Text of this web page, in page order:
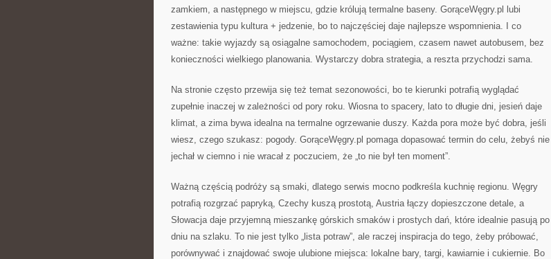
zamkiem, a następnego w miejscu, gdzie królują termalne baseny. GorąceWęgry.pl lubi
zestawienia typu kultura + jedzenie, bo to najczęściej daje najlepsze wspomnienia. I co
ważne: takie wyjazdy są osiągalne samochodem, pociągiem, czasem nawet autobusem, bez
konieczności wielkiego planowania. Wystarczy dobra strategia, a reszta przychodzi sama.
Na stronie często przewija się też temat sezonowości, bo te kierunki potrafią wyglądać
zupełnie inaczej w zależności od pory roku. Wiosna to spacery, lato to długie dni, jesień daje
klimat, a zima bywa idealna na termalne ogrzewanie duszy. Każda pora może być dobra, jeśli
wiesz, czego szukasz: pogody. GorąceWęgry.pl pomaga dopasować termin do celu, żebyś nie
jechał w ciemno i nie wracał z poczuciem, że „to nie był ten moment”.
Ważną częścią podróży są smaki, dlatego serwis mocno podkreśla kuchnię regionu. Węgry
potrafią rozgrzać papryką, Czechy kuszą prostotą, Austria łączy dopieszczone detale, a
Słowacja daje przyjemną mieszankę górskich smaków i prostych dań, które idealnie pasują po
dniu na szlaku. To nie jest tylko „lista potraw”, ale raczej inspiracja do tego, żeby próbować,
porównywać i znajdować swoje ulubione miejsca: lokalne bary, targi, kawiarnie i cukiernie. Bo